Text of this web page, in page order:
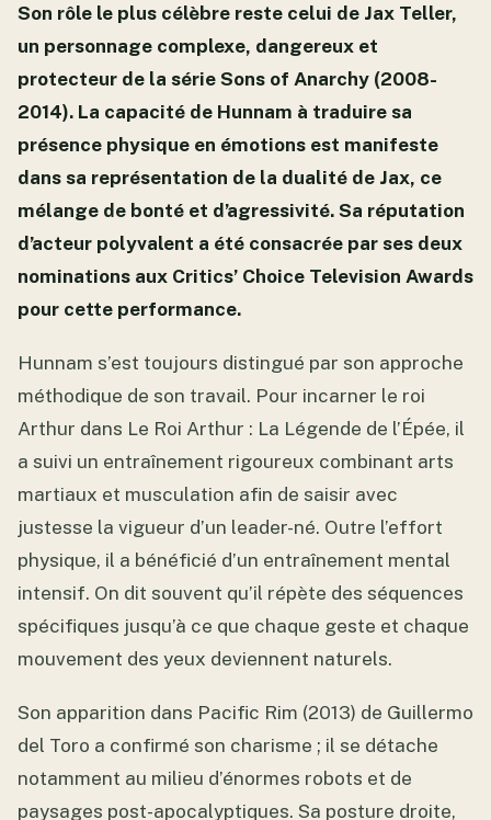
Son rôle le plus célèbre reste celui de Jax Teller,
un personnage complexe, dangereux et
protecteur de la série Sons of Anarchy (2008-
2014). La capacité de Hunnam à traduire sa
présence physique en émotions est manifeste
dans sa représentation de la dualité de Jax, ce
mélange de bonté et d’agressivité. Sa réputation
d’acteur polyvalent a été consacrée par ses deux
nominations aux Critics’ Choice Television Awards
pour cette performance.
Hunnam s’est toujours distingué par son approche
méthodique de son travail. Pour incarner le roi
Arthur dans Le Roi Arthur : La Légende de l’Épée, il
a suivi un entraînement rigoureux combinant arts
martiaux et musculation afin de saisir avec
justesse la vigueur d’un leader-né. Outre l’effort
physique, il a bénéficié d’un entraînement mental
intensif. On dit souvent qu’il répète des séquences
spécifiques jusqu’à ce que chaque geste et chaque
mouvement des yeux deviennent naturels.
Son apparition dans Pacific Rim (2013) de Guillermo
del Toro a confirmé son charisme ; il se détache
notamment au milieu d’énormes robots et de
paysages post-apocalyptiques. Sa posture droite,